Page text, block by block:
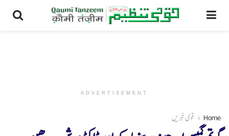
ADVERTISEMENT
Home قومی خبریں